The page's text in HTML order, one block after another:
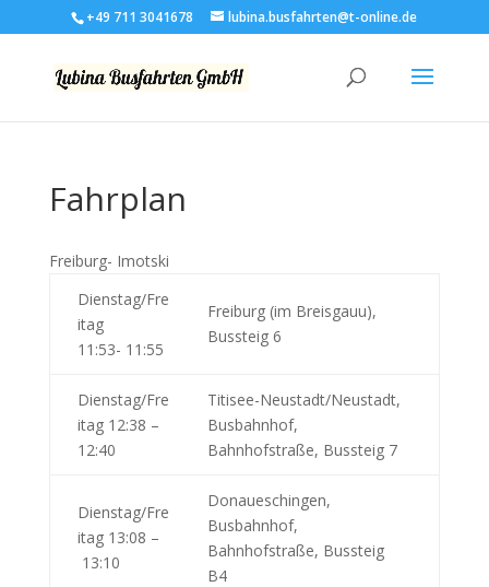
+49 711 3041678 lubina.busfahrten@t-online.de
Fahrplan
Freiburg- Imotski
Dienstag/Fre
itag
11:53- 11:55
Freiburg (im Breisgauu),
Bussteig 6
Dienstag/Fre
itag 12:38 –
12:40
Titisee-Neustadt/Neustadt,
Busbahnhof,
Bahnhofstraße, Bussteig 7
Dienstag/Fre
itag 13:08 –
13:10
Donaueschingen,
Busbahnhof,
Bahnhofstraße, Bussteig
B4